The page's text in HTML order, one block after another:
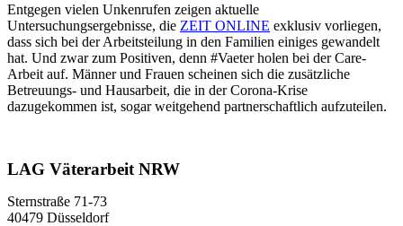
Entgegen vielen Unkenrufen zeigen aktuelle
Untersuchungsergebnisse, die ZEIT ONLINE exklusiv vorliegen,
dass sich bei der Arbeitsteilung in den Familien einiges gewandelt
hat. Und zwar zum Positiven, denn #Vaeter holen bei der Care-
Arbeit auf. Männer und Frauen scheinen sich die zusätzliche
Betreuungs- und Hausarbeit, die in der Corona-Krise
dazugekommen ist, sogar weitgehend partnerschaftlich aufzuteilen.
LAG Väterarbeit NRW
Sternstraße 71-73
40479 Düsseldorf